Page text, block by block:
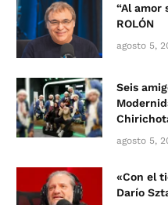
“Al amor
ROLÓN
agosto 5,
Seis
agosto 5,
«Con el
Darío